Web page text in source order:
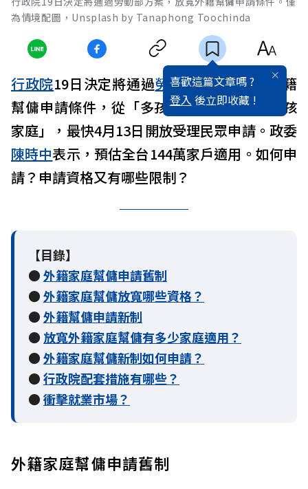
為情境配圖，Unsplash by Tanaphong Toochinda
喜歡這篇文章嗎 ?
登入 後立即收藏 !
行政院19日決定將通過勞動部方案，放寬外籍
幫傭申請條件，從「多孩 家庭」放寬至「一孩
家庭」，最快4月13日開放受理民眾申請。政委
陳時中表示，預估全台144萬家戶適用。如何申
請？申請資格又有哪些限制？
【目錄】
●外籍家庭幫傭申請舊制
●外籍家庭幫傭放寬哪些資格？
●外籍幫傭申請新制
● 放寬外籍家庭幫傭有多少家庭適用？
●外籍家庭幫傭新制如何申請？
●行政院配套措施有哪些？
●衝擊就業市場？
外籍家庭幫傭申請舊制